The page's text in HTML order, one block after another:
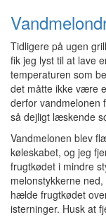
Tidligere på ugen
fik jeg lyst til at lave
temperaturen som
det måtte ikke være
derfor vandmelonen
så dejligt læskende
Vandmelonen blev
køleskabet, og jeg
frugtkødet i mindre
melonstykkerne
hælde frugtkødet
isterninger. Husk at